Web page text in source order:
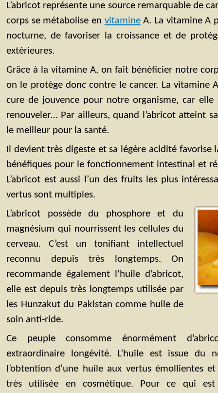
L’abricot représente une source remarquable de
corps se métabolise en vitamineA. La vitamine A
nocturne, de favoriser la croissance et de
extérieures.
Grâce à la vitamine A, on fait bénéficier notre
on le protège donc contre le cancer. La vitamine
cure de jouvence pour notre organisme, car
renouveler… Par ailleurs, quand l’abricot atteint
le meilleur pour la santé.
Il devient très digeste et sa légère acidité favorise
bénéfiques pour le fonctionnement intestinal et
L’abricot est aussi l’un des fruits les plus
vertus sont multiples.
L’abricot possède du phosphore et du
magnésium qui nourrissent les cellules du
cerveau. C’est un tonifiant intellectuel
reconnu depuis très longtemps. On
recommande également l’huile d’abricot,
elle est depuis très longtemps utilisée par
les Hunzakut du Pakistan comme huile de
soin anti-ride.
Ce peuple consomme énormément
extraordinaire longévité. L’huile est issue
l’obtention d’une huile aux vertus émollientes
très utilisée en cosmétique. Pour ce qui